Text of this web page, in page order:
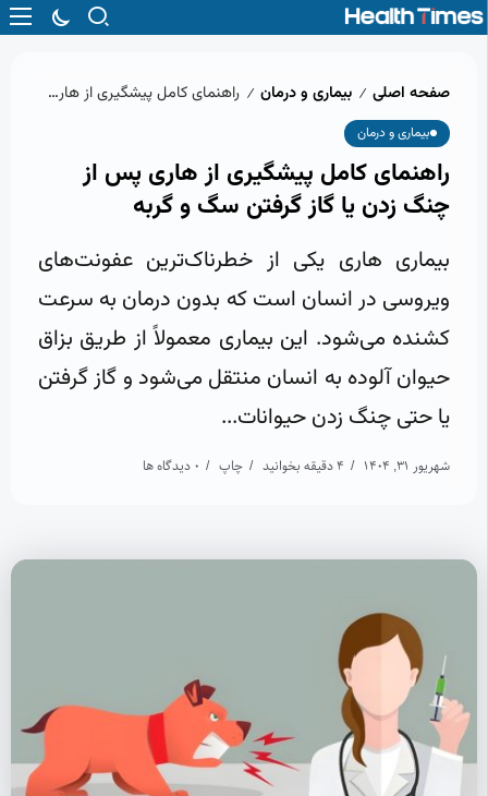
صفحه اصلی / بیماری و درمان / راهنمای کامل پیشگیری از هاری پس از چنگ زدن یا گاز گرفتن سگ و گربه
بیماری و درمان
راهنمای کامل پیشگیری از هاری پس از
چنگ زدن یا گاز گرفتن سگ و گربه
بیماری هاری یکی از خطرناک‌ترین عفونت‌های
ویروسی در انسان است که بدون درمان به سرعت
کشنده می‌شود. این بیماری معمولاً از طریق بزاق
حیوان آلوده به انسان منتقل می‌شود و گاز گرفتن
یا حتی چنگ زدن حیوانات...
شهریور 31, 1404 4 دقیقه بخوانید چاپ 0 دیدگاه ها